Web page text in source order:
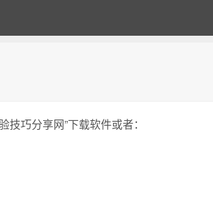
巧分享网”下载软件或者：